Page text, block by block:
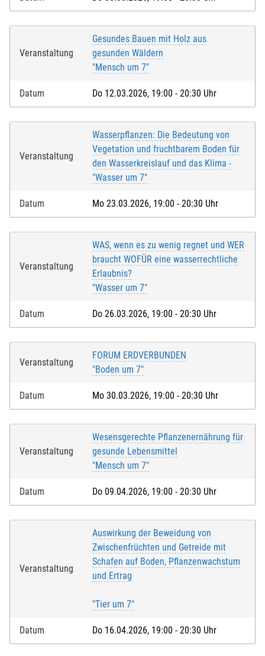
Veranstaltung
Gesundes Bauen mit Holz aus
gesunden Wäldern
"Mensch um 7"
Datum Do 12.03.2026, 19:00 - 20:30 Uhr
Veranstaltung
Wasserpflanzen: Die Bedeutung von
Vegetation und fruchtbarem Boden für
den Wasserkreislauf und das Klima -
"Wasser um 7"
Datum Mo 23.03.2026, 19:00 - 20:30 Uhr
Veranstaltung
WAS, wenn es zu wenig regnet und WER
braucht WOFÜR eine wasserrechtliche
Erlaubnis?
"Wasser um 7"
Datum Do 26.03.2026, 19:00 - 20:30 Uhr
Veranstaltung
FORUM ERDVERBUNDEN
"Boden um 7"
Datum Mo 30.03.2026, 19:00 - 20:30 Uhr
Veranstaltung
Wesensgerechte Pflanzenernährung für
gesunde Lebensmittel
"Mensch um 7"
Datum Do 09.04.2026, 19:00 - 20:30 Uhr
Veranstaltung
Auswirkung der Beweidung von
Zwischenfrüchten und Getreide mit
Schafen auf Boden, Pflanzenwachstum
und Ertrag
"Tier um 7"
Datum Do 16.04.2026, 19:00 - 20:30 Uhr